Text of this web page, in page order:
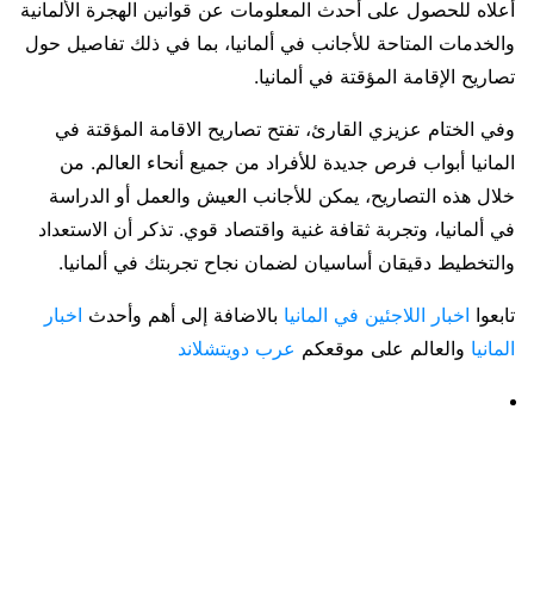
أعلاه للحصول على أحدث المعلومات عن قوانين الهجرة الألمانية
والخدمات المتاحة للأجانب في ألمانيا، بما في ذلك تفاصيل حول
تصاريح الإقامة المؤقتة في ألمانيا.
وفي الختام عزيزي القارئ، تفتح تصاريح الاقامة المؤقتة في
المانيا أبواب فرص جديدة للأفراد من جميع أنحاء العالم. من
خلال هذه التصاريح، يمكن للأجانب العيش والعمل أو الدراسة
في ألمانيا، وتجربة ثقافة غنية واقتصاد قوي. تذكر أن الاستعداد
والتخطيط دقيقان أساسيان لضمان نجاح تجربتك في ألمانيا.
تابعوا اخبار اللاجئين في المانيا بالاضافة إلى أهم وأحدث اخبار
المانيا والعالم على موقعكم عرب دويتشلاند